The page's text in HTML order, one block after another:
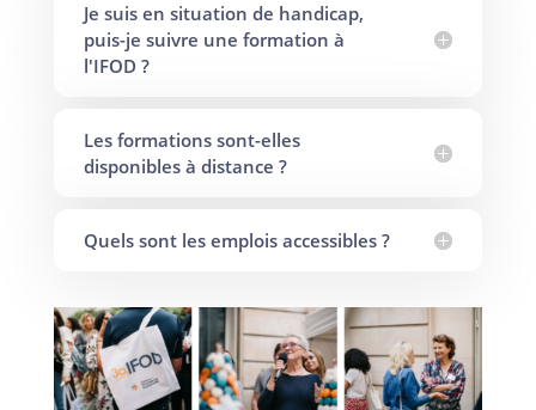
Je suis en situation de handicap,
puis-je suivre une formation à
l'IFOD ?
Les formations sont-elles
disponibles à distance ?
Quels sont les emplois accessibles ?